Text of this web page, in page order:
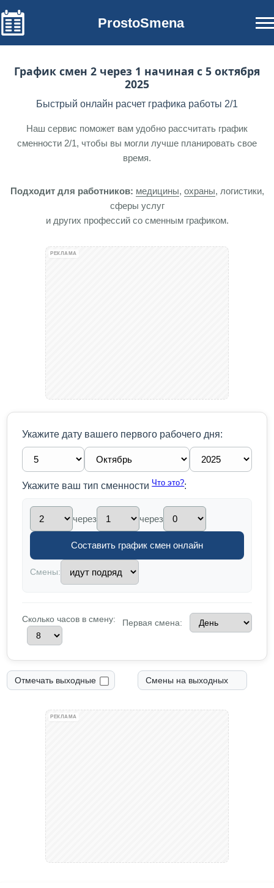
ProstoSmena
График смен 2 через 1 начиная с 5 октября
2025
Быстрый онлайн расчет графика работы 2/1
Наш сервис поможет вам удобно рассчитать график
сменности 2/1, чтобы вы могли лучше планировать свое
время.
Подходит для работников: медицины, охраны, логистики,
сферы услуг
и других профессий со сменным графиком.
РЕКЛАМА
Укажите дату вашего первого рабочего дня:
Укажите ваш тип сменностиЧто это?:
через через
Смены:
Сколько часов в смену: Первая смена:
Отмечать выходные Смены на выходных
РЕКЛАМА